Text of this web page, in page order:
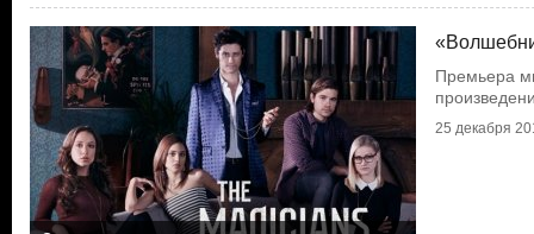
Премьера
25 декабря